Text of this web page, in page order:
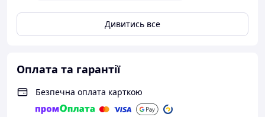
Дивитись все
Оплата та гарантії
Безпечна оплата карткою